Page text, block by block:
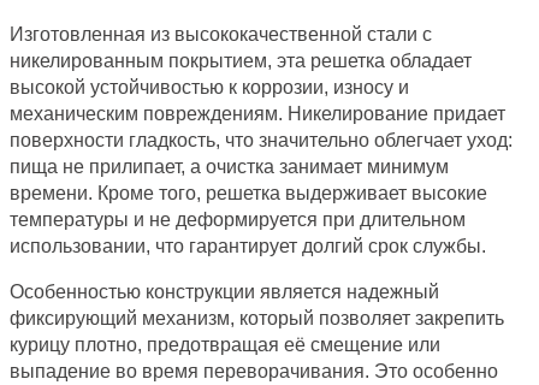
Изготовленная из высококачественной стали с
никелированным покрытием, эта решетка обладает
высокой устойчивостью к коррозии, износу и
механическим повреждениям. Никелирование придает
поверхности гладкость, что значительно облегчает уход:
пища не прилипает, а очистка занимает минимум
времени. Кроме того, решетка выдерживает высокие
температуры и не деформируется при длительном
использовании, что гарантирует долгий срок службы.
Особенностью конструкции является надежный
фиксирующий механизм, который позволяет закрепить
курицу плотно, предотвращая её смещение или
выпадение во время переворачивания. Это особенно